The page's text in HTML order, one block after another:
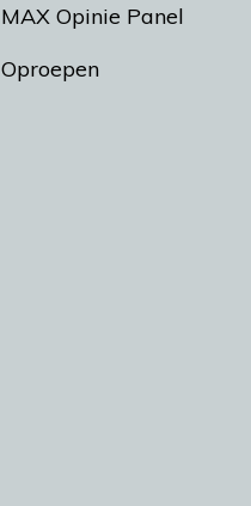
MAX Opinie Panel
Oproepen